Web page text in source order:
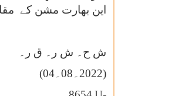
این بھارت مشن کے مقاصد کے مطابق 12 آن لائن ماڈیولز پر
ش ح۔ ش ر۔ ق ر۔
(2022۔
08۔04
)